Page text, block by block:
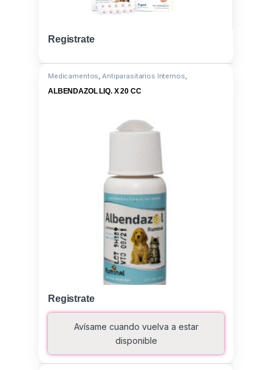
Registrate
Medicamentos,Antiparasitarios Internos,
ALBENDAZOL LIQ. X 20 CC
Registrate
Avísame cuando vuelva a estar
disponible